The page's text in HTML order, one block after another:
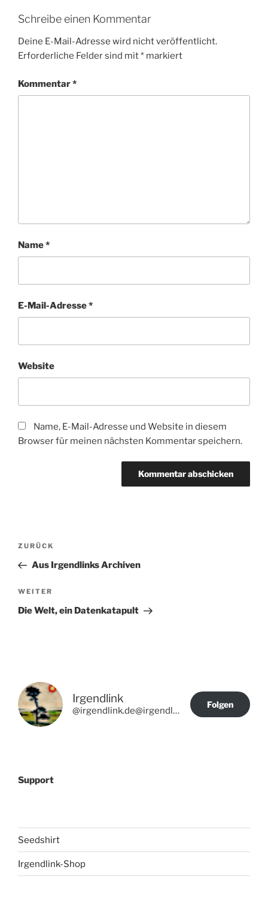
Schreibe einen Kommentar
Deine E-Mail-Adresse wird nicht veröffentlicht.
Erforderliche Felder sind mit* markiert
Kommentar*
Name*
E-Mail-Adresse*
Website
Name, E-Mail-Adresse und Website in diesem
Browser für meinen nächsten Kommentar speichern.
Beitragsnavigation
Vorheriger
Beitrag
ZURÜCK
Aus Irgendlinks Archiven
Nächster
Beitrag
WEITER
Die Welt, ein Datenkatapult
Irgendlink
@irgendlink.de@irgendlink.de
Folgen
Support
Seedshirt
Irgendlink-Shop